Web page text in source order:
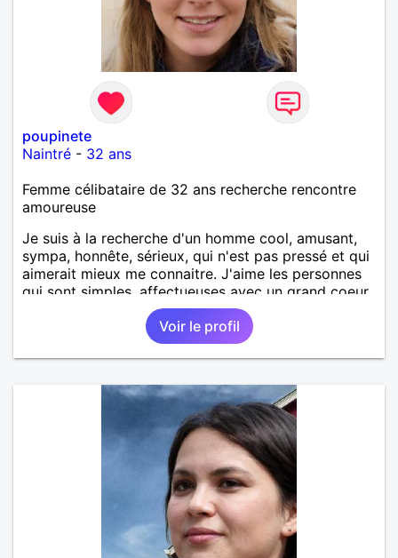
poupinete
Naintré - 32 ans
Femme célibataire de 32 ans recherche rencontre
amoureuse
Je suis à la recherche d'un homme cool, amusant,
sympa, honnête, sérieux, qui n'est pas pressé et qui
aimerait mieux me connaitre. J'aime les personnes
qui sont simples, affectueuses avec un grand coeur.
Voir le profil